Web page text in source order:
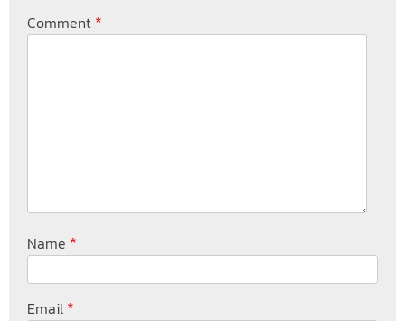
Comment *
Name *
Email *